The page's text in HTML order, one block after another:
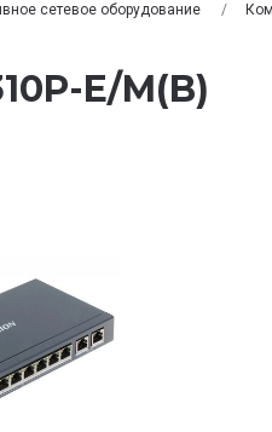
сетевое оборудование
E/M(B)